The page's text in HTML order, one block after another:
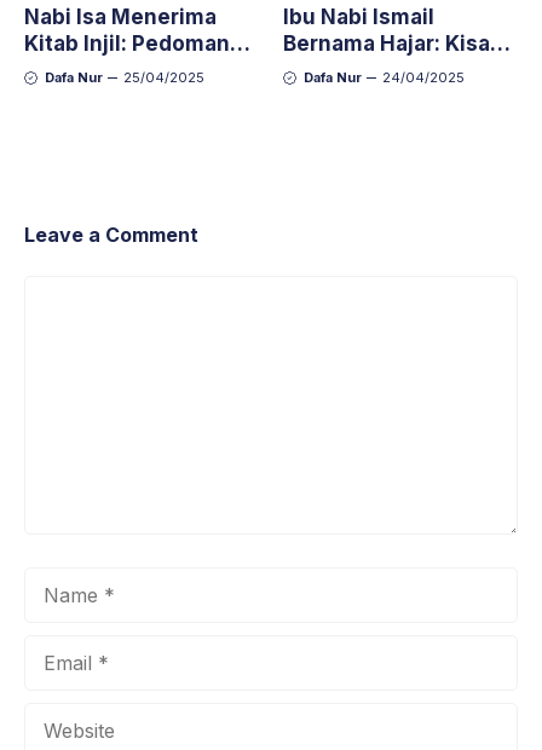
Nabi Isa Menerima
Kitab Injil: Pedoman
Hidup dan Keimanan
Dafa Nur 25/04/2025
Ibu Nabi Ismail
Bernama Hajar: Kisah
Perempuan Mulia
Dafa Nur 24/04/2025
Leave a Comment